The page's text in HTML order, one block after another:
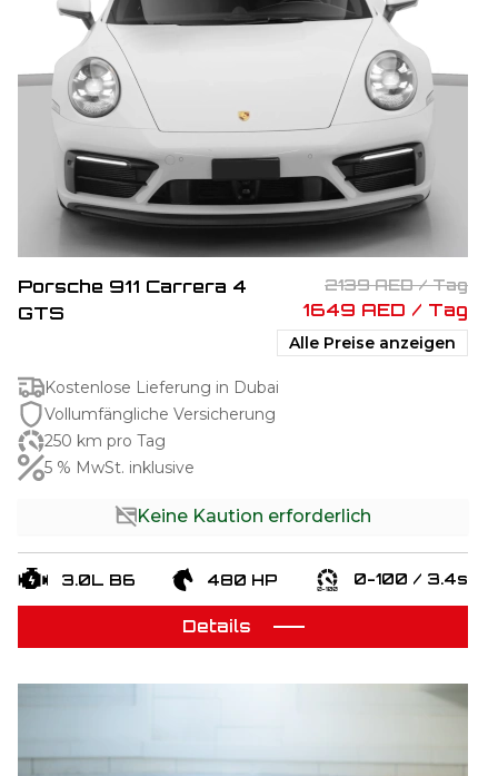
Porsche 911 Carrera 4
GTS
2139 AED / Tag
1649 AED / Tag
Alle Preise anzeigen
Kostenlose Lieferung in Dubai
Vollumfängliche Versicherung
250 km pro Tag
5 % MwSt. inklusive
Keine Kaution erforderlich
3.0L B6 480 HP 0-100 / 3.4s
Details